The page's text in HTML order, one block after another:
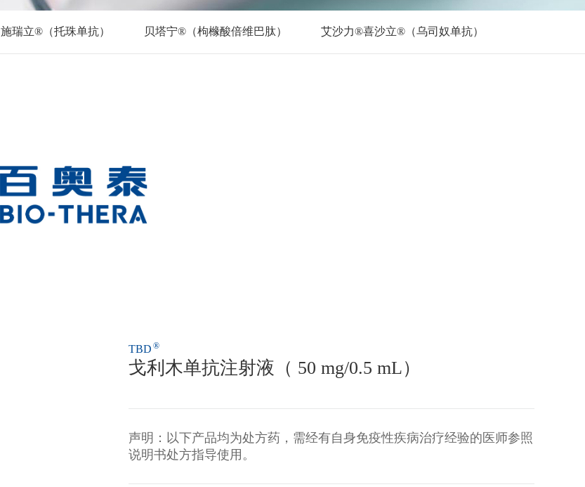
施瑞立®（托珠单抗） 贝塔宁®（枸橼酸倍维巴肽） 艾沙力®喜沙立®（乌司奴单抗）
TBD ®
戈利木单抗注射液（ 50 mg/0.5 mL）
声明：以下产品均为处方药，需经有自身免疫性疾病治疗经验的医师参照
说明书处方指导使用。